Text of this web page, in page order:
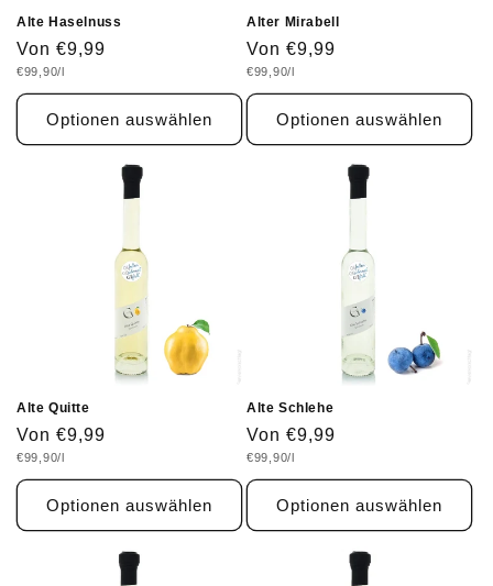
Alte Haselnuss
Normaler
Preis
Von €9,99
Grundpreis
€99,90/l
Optionen auswählen
Alter Mirabell
Normaler
Preis
Von €9,99
Grundpreis
€99,90/l
Optionen auswählen
Alte Quitte
Normaler
Preis
Von €9,99
Grundpreis
€99,90/l
Optionen auswählen
Alte Schlehe
Normaler
Preis
Von €9,99
Grundpreis
€99,90/l
Optionen auswählen